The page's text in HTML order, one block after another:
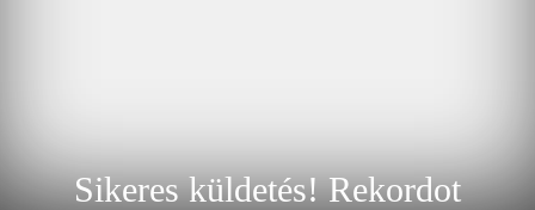
Sikeres küldetés! Rekordot